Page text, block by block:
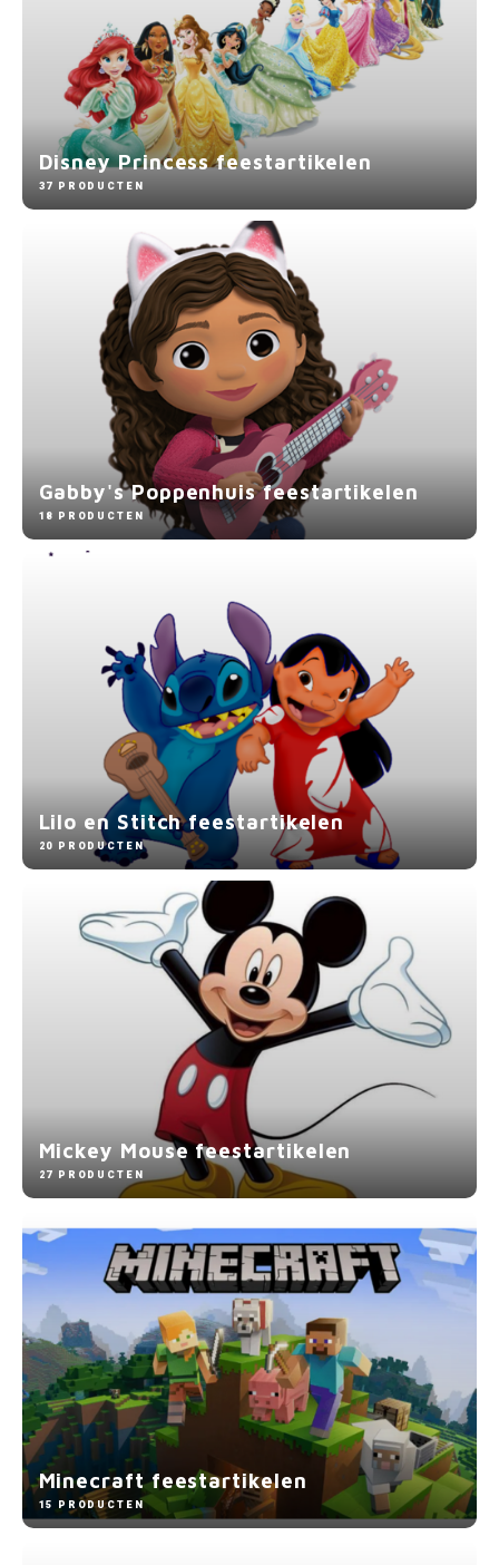
Disney Princess feestartikelen
37 PRODUCTEN
Gabby's Poppenhuis feestartikelen
18 PRODUCTEN
Lilo en Stitch feestartikelen
20 PRODUCTEN
Mickey Mouse feestartikelen
27 PRODUCTEN
Minecraft feestartikelen
15 PRODUCTEN